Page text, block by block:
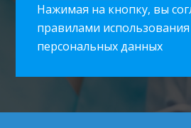
Нажимая на кнопку, вы
правилами
персональных данных